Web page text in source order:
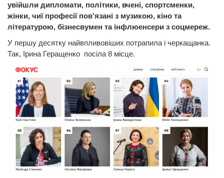
увійшли дипломати, політики, вчені, спортсменки,
жінки, чиї професії пов'язані з музикою, кіно та
літературою, бізнесвумен та інфлюенсери з соцмереж.
У першу десятку найвпливовіших потрапила і черкащанка.
Так, Ірина Геращенко посіла 8 місце.